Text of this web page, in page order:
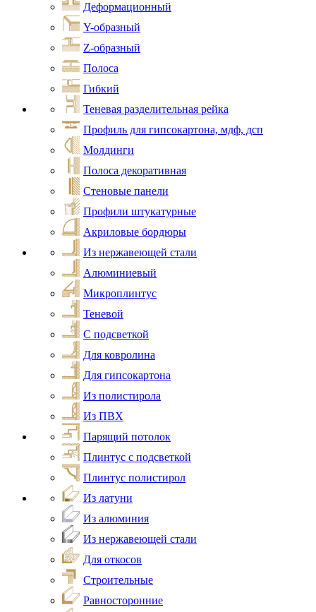
Деформационный
Y-образный
Z-образный
Полоса
Гибкий
Теневая разделительная рейка
Профиль для гипсокартона, мдф, дсп
Молдинги
Полоса декоративная
Стеновые панели
Профили штукатурные
Акриловые бордюры
Из нержавеющей стали
Алюминиевый
Микроплинтус
Теневой
С подсветкой
Для ковролина
Для гипсокартона
Из полистирола
Из ПВХ
Парящий потолок
Плинтус с подсветкой
Плинтус полистирол
Из латуни
Из алюминия
Из нержавеющей стали
Для откосов
Строительные
Равносторонние